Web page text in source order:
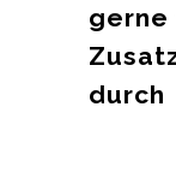
durch